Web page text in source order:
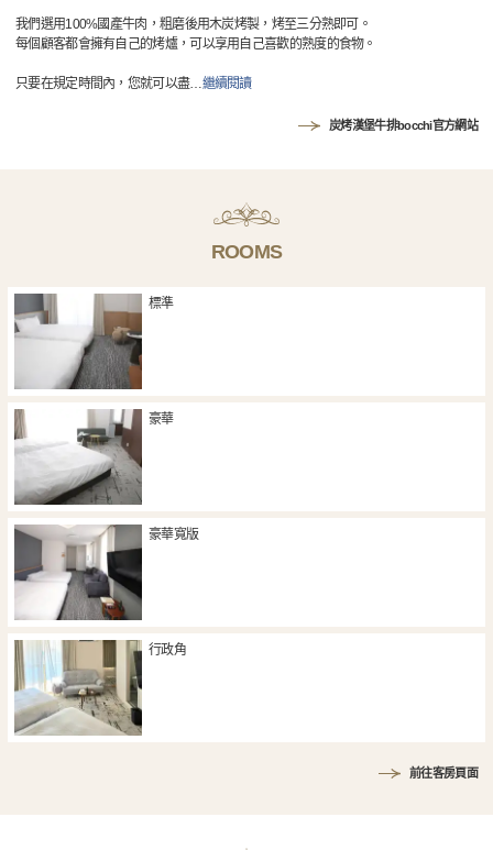
我們選用100%國產牛肉，粗磨後用木炭烤製，烤至三分熟即可。
每個顧客都會擁有自己的烤爐，可以享用自己喜歡的熟度的食物。
只要在規定時間內，您就可以盡…繼續閱讀
炭烤漢堡牛排bocchi官方網站
ROOMS
標準
豪華
豪華寬版
行政角
前往客房頁面